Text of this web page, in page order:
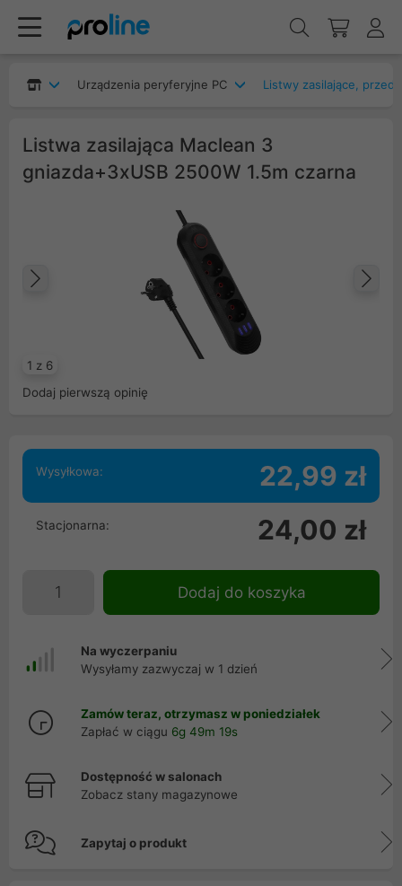
Urządzenia peryferyjne PC Listwy zasilające,
Listwa zasilająca Maclean 3
gniazda+3xUSB 2500W 1.5m czarna
1 z 6
Poprzedni
Dodaj pierwszą opinię
Wysyłkowa: 22,99 zł
Stacjonarna: 24,00 zł
Dodaj do koszyka
Na wyczerpaniu
Wysyłamy zazwyczaj w 1 dzień
Zamów teraz, otrzymasz w poniedziałek
Zapłać w ciągu 6g 49m 18s
Dostępność w salonach
Zobacz stany magazynowe
Zapytaj o produkt